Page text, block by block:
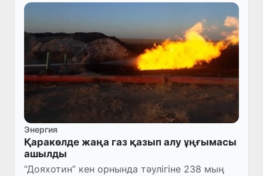
Энергия
Қаракөлде жаңа газ қазып алу ұңғымасы
ашылды
“Дояхотин” кен орнында тәулігіне 238 мың